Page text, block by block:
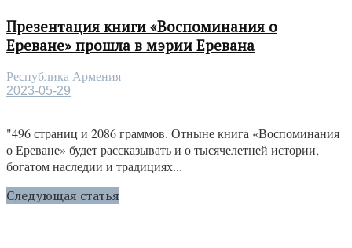
Презентация книги «Воспоминания о
Ереване» прошла в мэрии Еревана
Республика Армения
2023-05-29
"496 страниц и 2086 граммов. Отныне книга «Воспоминания
о Ереване» будет рассказывать и о тысячелетней истории,
богатом наследии и традициях...
Следующая статья